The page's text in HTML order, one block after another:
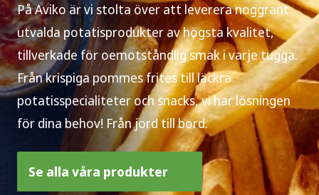
På Aviko är vi stolta över att leverera noggrant
utvalda potatisprodukter av högsta kvalitet,
tillverkade för oemotståndlig smak i varje tugga.
Från krispiga pommes frites till läckra
potatisspecialiteter och snacks, vi har lösningen
för dina behov! Från jord till bord.
Se alla våra produkter